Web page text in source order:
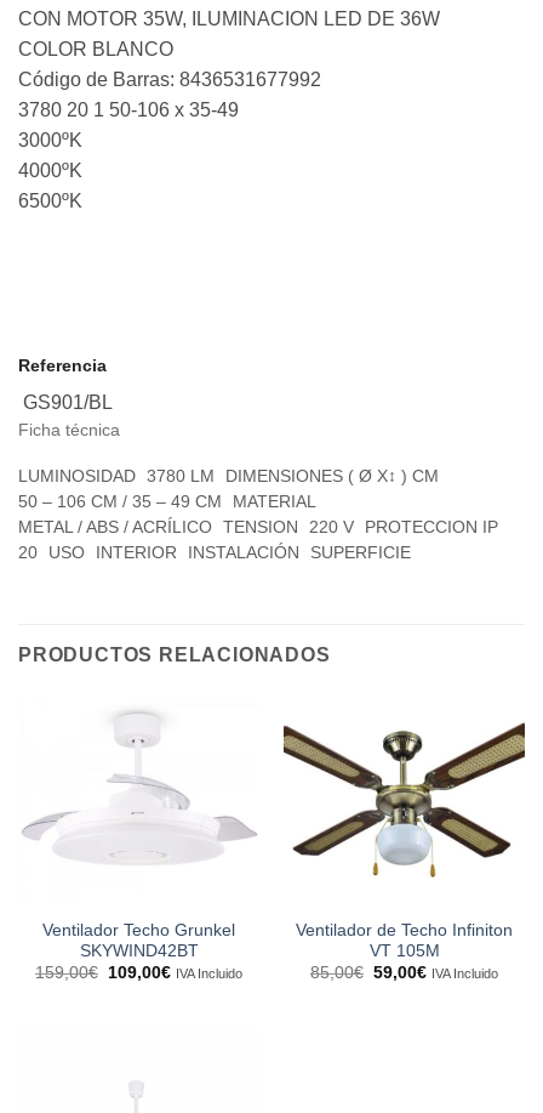
CON MOTOR 35W, ILUMINACION LED DE 36W
COLOR BLANCO
Código de Barras: 8436531677992
3780 20 1 50-106 x 35-49
3000ºK
4000ºK
6500ºK
Referencia
GS901/BL
Ficha técnica
LUMINOSIDAD 3780 LM
DIMENSIONES ( Ø X↕ ) CM
50 – 106 CM / 35 – 49 CM
MATERIAL
METAL / ABS / ACRÍLICO TENSION 220 V
PROTECCION IP
20
USO INTERIOR INSTALACIÓN SUPERFICIE
PRODUCTOS RELACIONADOS
Ventilador Techo Grunkel
SKYWIND42BT
159,00€
El
109,00€ElIVA Incluido
Ventilador de Techo Infiniton
VT 105M
85,00€ El
59,00€ElIVA Incluido